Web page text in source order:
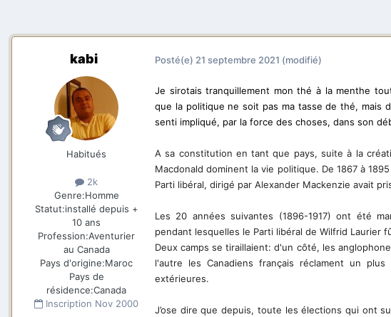
kabi
Habitués
2k
Genre:Homme
Statut:installé depuis +
10 ans
Profession:Aventurier
au Canada
Pays d'origine:Maroc
Pays de
résidence:Canada
Inscription Nov 2000
Posté(e) 21 septembre 2021 (modifié)
Je sirotais tranquillement mon thé à la menthe
que la politique ne soit pas ma tasse de thé, mais
senti impliqué, par la force des choses, dans son
A sa constitution en tant que pays, suite à la
Macdonald dominent la vie politique. De 1867 à
Parti libéral, dirigé par Alexander Mackenzie avait
Les 20 années suivantes (1896-1917) ont été
pendant lesquelles le Parti libéral de Wilfrid
Deux camps se tiraillaient: d'un côté, les
l'autre les Canadiens français réclament un
extérieures.
J’ose dire que depuis, toute les élections qui ont